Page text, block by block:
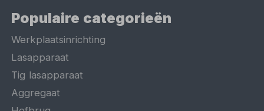
Populaire categorieën
Werkplaatsinrichting
Lasapparaat
Tig lasapparaat
Aggregaat